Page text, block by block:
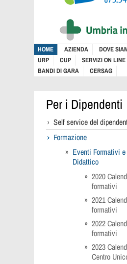
HOME AZIENDA DOVE
URP
CUP SERVIZI ON LINE
BANDI DI GARA
CERSAG
Per i Dipendenti
Self service del
Formazione
Eventi Formativi
Didattico
2020
formativi
2021
formativi
2022
formativi
2023
Centro